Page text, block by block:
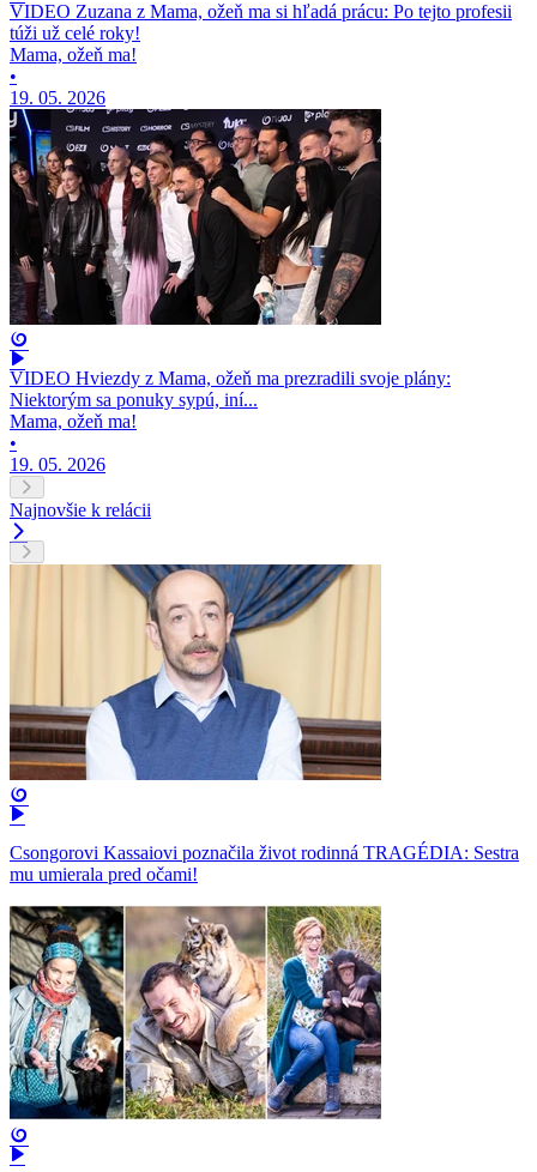
VIDEO Zuzana z Mama, ožeň ma si hľadá prácu: Po tejto profesii
túži už celé roky!
Mama, ožeň ma!
•
19. 05. 2026
VIDEO Hviezdy z Mama, ožeň ma prezradili svoje plány:
Niektorým sa ponuky sypú, iní...
Mama, ožeň ma!
•
19. 05. 2026
Najnovšie k relácii
Csongorovi Kassaiovi poznačila život rodinná TRAGÉDIA: Sestra
mu umierala pred očami!